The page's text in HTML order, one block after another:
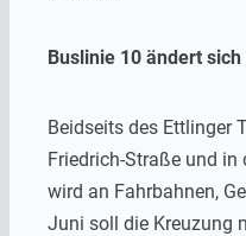
Buslinie 10 ändert sich
Beidseits des Ettlinger
Friedrich-Straße und
wird an Fahrbahnen,
Juni soll die Kreuzung